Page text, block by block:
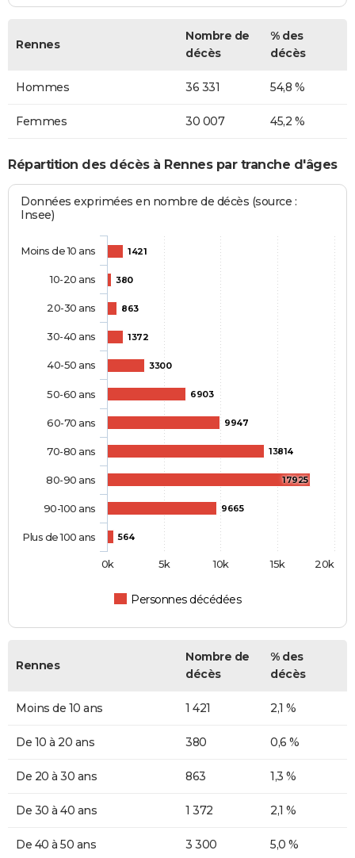
Rennes
Nombre de
décès
% des
décès
Hommes 36 331 54,8 %
Femmes 30 007 45,2 %
Répartition des décès à Rennes par tranche d'âges
Données exprimées en nombre de décès (source :
Insee)
1421
380
863
1372
3300
6903
9947
13814
17925
9665
564
Personnes décédées
Moins de 10 ans
10-20 ans
20-30 ans
30-40 ans
40-50 ans
50-60 ans
60-70 ans
70-80 ans
80-90 ans
90-100 ans
Plus de 100 ans
0k 5k 10k 15k 20k
Rennes
Nombre de
décès
% des
décès
Moins de 10 ans 1 421 2,1 %
De 10 à 20 ans 380 0,6 %
De 20 à 30 ans 863 1,3 %
De 30 à 40 ans 1 372 2,1 %
De 40 à 50 ans 3 300 5,0 %